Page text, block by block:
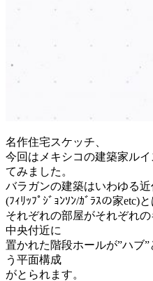
名作住宅スケッチ、
今回はメキシコの建築家ル
てみました。
バラガンの建築はいわゆる
(ﾌｨﾘｯﾌﾟｼﾞｮﾝｿﾝ/ｶﾞﾗｽの家etc)
それぞれの部屋がそれぞれ
中央付近に
置かれた階段ホールが”ハブ
う平面構成
がとられます。